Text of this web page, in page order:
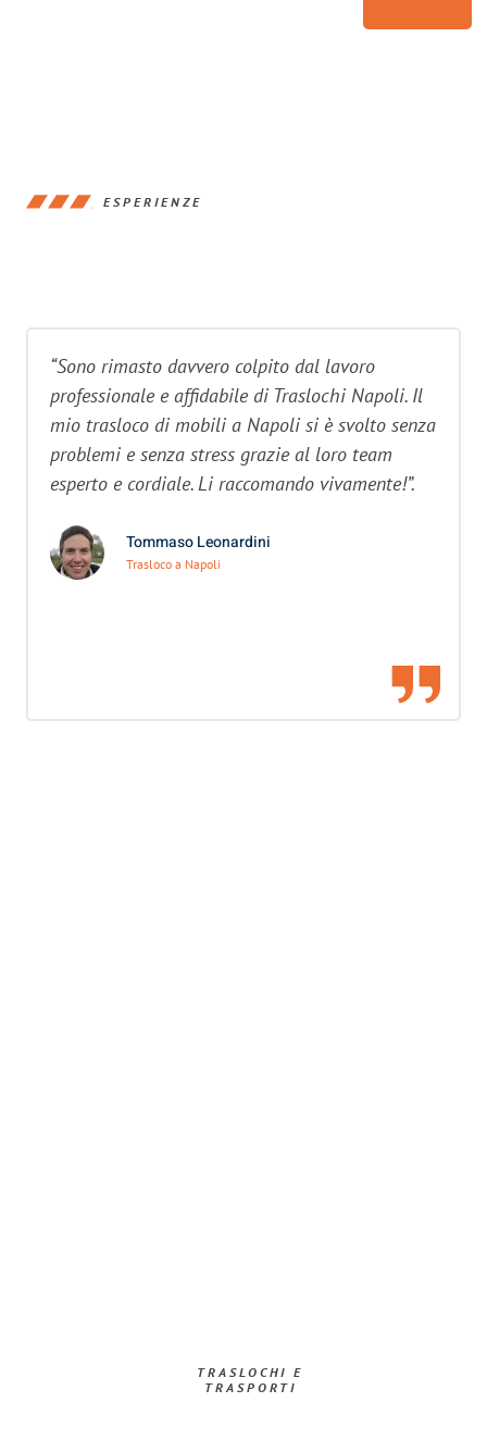
ESPERIENZE
“Sono rimasto davvero colpito dal lavoro
professionale e affidabile di Traslochi Napoli. Il
mio trasloco di mobili a Napoli si è svolto senza
problemi e senza stress grazie al loro team
esperto e cordiale. Li raccomando vivamente!”.
Tommaso Leonardini
Trasloco a Napoli
TRASLOCHI E
TRASPORTI​